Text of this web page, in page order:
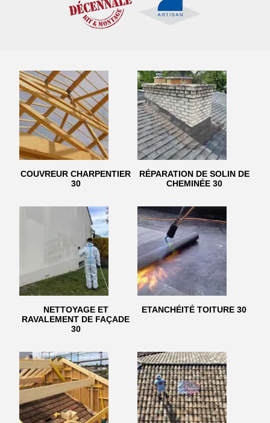
COUVREUR CHARPENTIER
30
RÉPARATION DE SOLIN DE
CHEMINÉE 30
NETTOYAGE ET
RAVALEMENT DE FAÇADE
30
ETANCHÉITÉ TOITURE 30